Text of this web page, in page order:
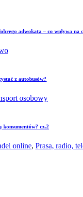
adwokata – co wpływa na
z autobusów?
osobowy
cz.2
online, Prasa, radio,